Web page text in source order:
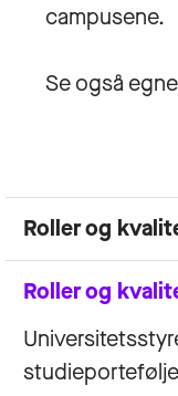
campusene.
​​​​​Se også
Roller og
Roller og